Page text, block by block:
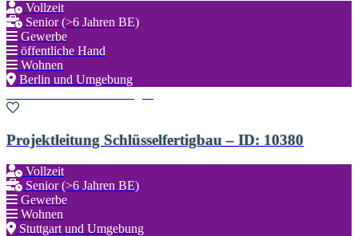
Vollzeit
Senior (>6 Jahren BE)
Gewerbe
öffentliche Hand
Wohnen
Berlin und Umgebung
Projektleitung Schlüsselfertigbau – ID: 10380
Vollzeit
Senior (>6 Jahren BE)
Gewerbe
Wohnen
Stuttgart und Umgebung